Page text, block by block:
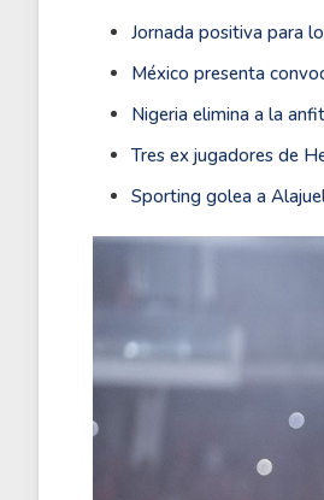
Jornada positiva para
México presenta
Nigeria elimina a la
Tres ex jugadores de
Sporting golea a